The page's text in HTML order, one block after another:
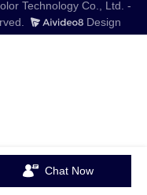
Technology Co., Ltd. -
Design
Chat Now